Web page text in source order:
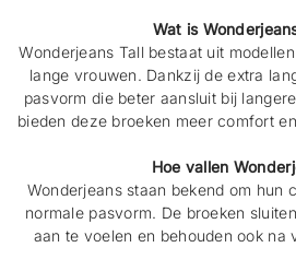
Wat is
Wonderjeans Tall bestaat uit
lange vrouwen. Dankzij de extra
pasvorm die beter aansluit bij
bieden deze broeken meer comfort
Hoe vallen
Wonderjeans staan bekend om hun
normale pasvorm. De broeken
aan te voelen en behouden ook na